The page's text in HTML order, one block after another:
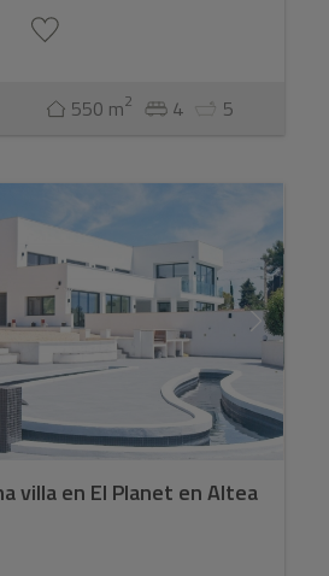
550 m2 4 5
villa en El Planet en Altea